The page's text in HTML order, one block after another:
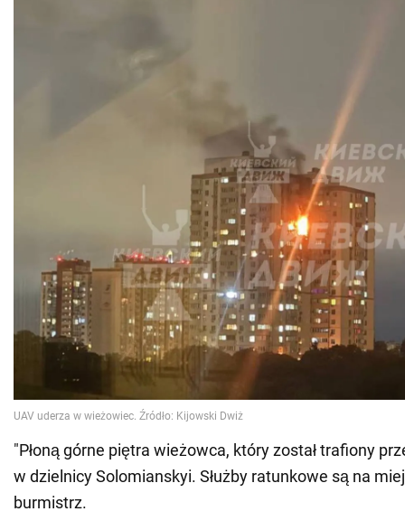
"Płoną górne piętra wieżowca, który został trafiony
w dzielnicy Solomianskyi. Służby ratunkowe są na
burmistrz.